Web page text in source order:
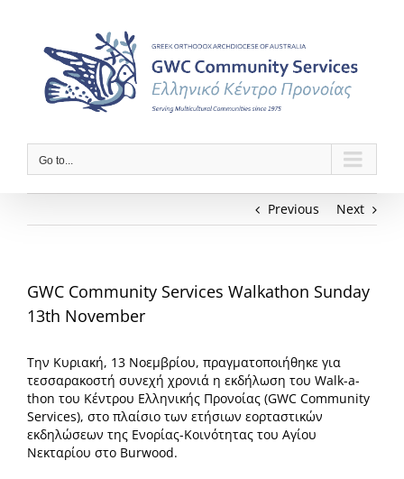
content
Go to...
Previous Next
GWC Community Services Walkathon Sunday
13th November
Την Κυριακή, 13 Νοεμβρίου, πραγματοποιήθηκε για
τεσσαρακοστή συνεχή χρονιά η εκδήλωση του Walk-a-
thon του Κέντρου Ελληνικής Προνοίας (GWC Community
Services), στο πλαίσιο των ετήσιων εορταστικών
εκδηλώσεων της Ενορίας-Κοινότητας του Αγίου
Νεκταρίου στο Βurwood.